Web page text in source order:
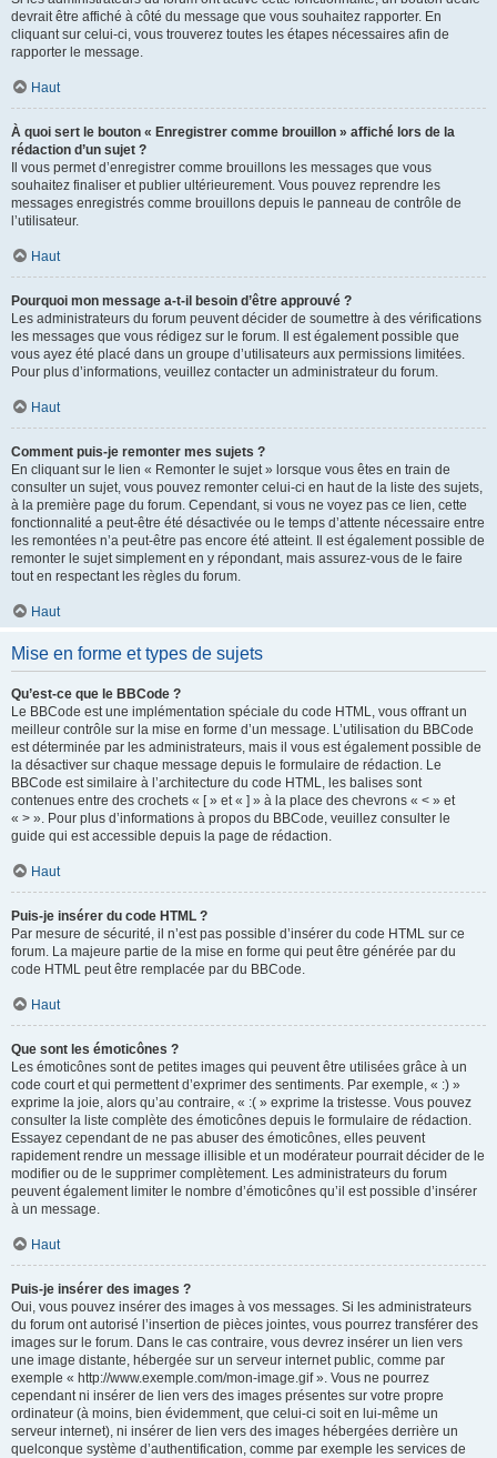
devrait être affiché à côté du message que vous souhaitez rapporter. En
cliquant sur celui-ci, vous trouverez toutes les étapes nécessaires afin de
rapporter le message.
Haut
À quoi sert le bouton « Enregistrer comme brouillon » affiché lors de la
rédaction d’un sujet ?
Il vous permet d’enregistrer comme brouillons les messages que vous
souhaitez finaliser et publier ultérieurement. Vous pouvez reprendre les
messages enregistrés comme brouillons depuis le panneau de contrôle de
l’utilisateur.
Haut
Pourquoi mon message a-t-il besoin d’être approuvé ?
Les administrateurs du forum peuvent décider de soumettre à des vérifications
les messages que vous rédigez sur le forum. Il est également possible que
vous ayez été placé dans un groupe d’utilisateurs aux permissions limitées.
Pour plus d’informations, veuillez contacter un administrateur du forum.
Haut
Comment puis-je remonter mes sujets ?
En cliquant sur le lien « Remonter le sujet » lorsque vous êtes en train de
consulter un sujet, vous pouvez remonter celui-ci en haut de la liste des sujets,
à la première page du forum. Cependant, si vous ne voyez pas ce lien, cette
fonctionnalité a peut-être été désactivée ou le temps d’attente nécessaire entre
les remontées n’a peut-être pas encore été atteint. Il est également possible de
remonter le sujet simplement en y répondant, mais assurez-vous de le faire
tout en respectant les règles du forum.
Haut
Mise en forme et types de sujets
Qu’est-ce que le BBCode ?
Le BBCode est une implémentation spéciale du code HTML, vous offrant un
meilleur contrôle sur la mise en forme d’un message. L’utilisation du BBCode
est déterminée par les administrateurs, mais il vous est également possible de
la désactiver sur chaque message depuis le formulaire de rédaction. Le
BBCode est similaire à l’architecture du code HTML, les balises sont
contenues entre des crochets « [ » et « ] » à la place des chevrons « < » et
« > ». Pour plus d’informations à propos du BBCode, veuillez consulter le
guide qui est accessible depuis la page de rédaction.
Haut
Puis-je insérer du code HTML ?
Par mesure de sécurité, il n’est pas possible d’insérer du code HTML sur ce
forum. La majeure partie de la mise en forme qui peut être générée par du
code HTML peut être remplacée par du BBCode.
Haut
Que sont les émoticônes ?
Les émoticônes sont de petites images qui peuvent être utilisées grâce à un
code court et qui permettent d’exprimer des sentiments. Par exemple, « :) »
exprime la joie, alors qu’au contraire, « :( » exprime la tristesse. Vous pouvez
consulter la liste complète des émoticônes depuis le formulaire de rédaction.
Essayez cependant de ne pas abuser des émoticônes, elles peuvent
rapidement rendre un message illisible et un modérateur pourrait décider de le
modifier ou de le supprimer complètement. Les administrateurs du forum
peuvent également limiter le nombre d’émoticônes qu’il est possible d’insérer
à un message.
Haut
Puis-je insérer des images ?
Oui, vous pouvez insérer des images à vos messages. Si les administrateurs
du forum ont autorisé l’insertion de pièces jointes, vous pourrez transférer des
images sur le forum. Dans le cas contraire, vous devrez insérer un lien vers
une image distante, hébergée sur un serveur internet public, comme par
exemple « http://www.exemple.com/mon-image.gif ». Vous ne pourrez
cependant ni insérer de lien vers des images présentes sur votre propre
ordinateur (à moins, bien évidemment, que celui-ci soit en lui-même un
serveur internet), ni insérer de lien vers des images hébergées derrière un
quelconque système d’authentification, comme par exemple les services de